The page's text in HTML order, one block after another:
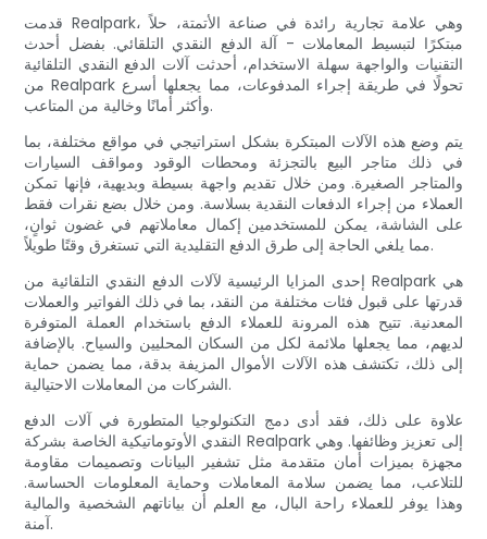
قدمت Realpark، وهي علامة تجارية رائدة في صناعة الأتمتة، حلاً
مبتكرًا لتبسيط المعاملات - آلة الدفع النقدي التلقائي. بفضل أحدث
التقنيات والواجهة سهلة الاستخدام، أحدثت آلات الدفع النقدي التلقائية
من Realpark تحولًا في طريقة إجراء المدفوعات، مما يجعلها أسرع
وأكثر أمانًا وخالية من المتاعب.
يتم وضع هذه الآلات المبتكرة بشكل استراتيجي في مواقع مختلفة، بما
في ذلك متاجر البيع بالتجزئة ومحطات الوقود ومواقف السيارات
والمتاجر الصغيرة. ومن خلال تقديم واجهة بسيطة وبديهية، فإنها تمكن
العملاء من إجراء الدفعات النقدية بسلاسة. ومن خلال بضع نقرات فقط
على الشاشة، يمكن للمستخدمين إكمال معاملاتهم في غضون ثوانٍ،
مما يلغي الحاجة إلى طرق الدفع التقليدية التي تستغرق وقتًا طويلاً.
إحدى المزايا الرئيسية لآلات الدفع النقدي التلقائية من Realpark هي
قدرتها على قبول فئات مختلفة من النقد، بما في ذلك الفواتير والعملات
المعدنية. تتيح هذه المرونة للعملاء الدفع باستخدام العملة المتوفرة
لديهم، مما يجعلها ملائمة لكل من السكان المحليين والسياح. بالإضافة
إلى ذلك، تكتشف هذه الآلات الأموال المزيفة بدقة، مما يضمن حماية
الشركات من المعاملات الاحتيالية.
علاوة على ذلك، فقد أدى دمج التكنولوجيا المتطورة في آلات الدفع
النقدي الأوتوماتيكية الخاصة بشركة Realpark إلى تعزيز وظائفها. وهي
مجهزة بميزات أمان متقدمة مثل تشفير البيانات وتصميمات مقاومة
للتلاعب، مما يضمن سلامة المعاملات وحماية المعلومات الحساسة.
وهذا يوفر للعملاء راحة البال، مع العلم أن بياناتهم الشخصية والمالية
آمنة.